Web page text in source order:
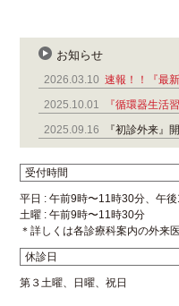
お知らせ
2026.03.10 速報！！『最
2025.10.01
『循環器生活
2025.09.16
『初診外来』
受付時間
平日 : 午前9時〜11時30分、午
土曜 : 午前9時〜11時30分
＊詳しくは各診療科案内の外来
休診日
第３土曜、日曜、祝日